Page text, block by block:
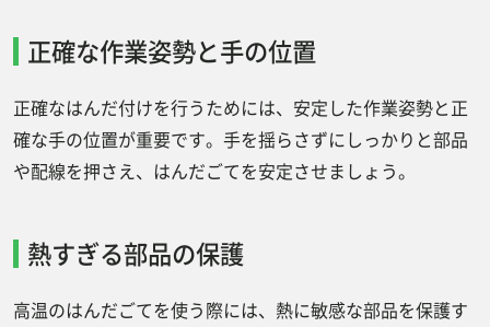
正確な作業姿勢と手の位置
正確なはんだ付けを行うためには、安定した作業姿勢と正
確な手の位置が重要です。手を揺らさずにしっかりと部品
や配線を押さえ、はんだごてを安定させましょう。
熱すぎる部品の保護
高温のはんだごてを使う際には、熱に敏感な部品を保護す